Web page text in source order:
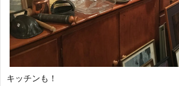
キッチンも！